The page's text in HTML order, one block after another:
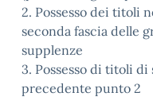
2. Possesso dei titoli
seconda fascia delle
supplenze
3. Possesso di titoli
precedente punto 2